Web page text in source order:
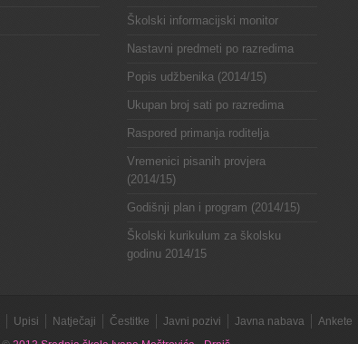
Školski informacijski monitor
Nastavni predmeti po razredima
Popis udžbenika (2014/15)
Ukupan broj sati po razredima
Raspored primanja roditelja
Vremenici pisanih provjera
(2014/15)
Godišnji plan i program (2014/15)
Školski kurikulum za školsku
godinu 2014/15
Upisi Natječaji Čestitke Javni pozivi Javna nabava Ankete